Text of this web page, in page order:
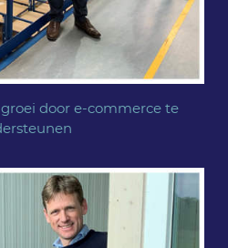
door e-commerce te